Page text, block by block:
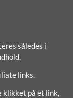
således i
links.
klikket på et link,